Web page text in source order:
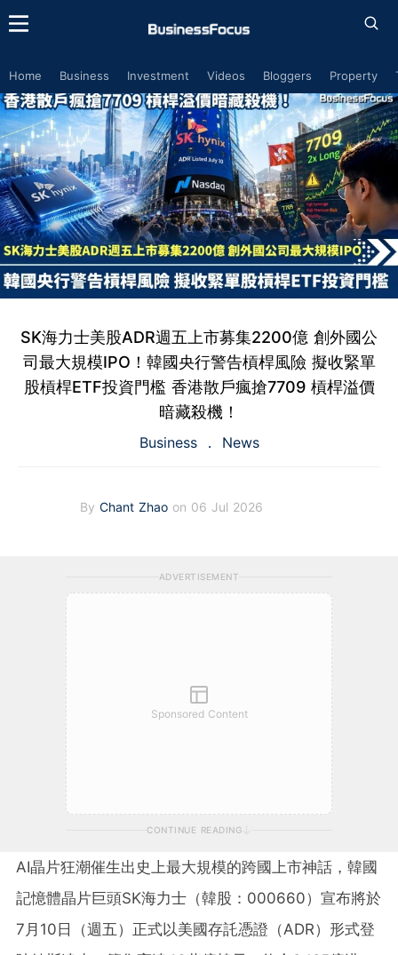
Home Business Investment Videos Bloggers Property
SK海力士美股ADR週五上市募集2200億 創外國公
司最大規模IPO！韓國央行警告槓桿風險 擬收緊單
股槓桿ETF投資門檻 香港散戶瘋搶7709 槓桿溢價
暗藏殺機！
Business News
By Chant Zhao on 06 Jul 2026
ADVERTISEMENT
Sponsored Content
CONTINUE READING
AI晶片狂潮催生出史上最大規模的跨國上市神話，韓國
記憶體晶片巨頭SK海力士（韓股：000660）宣布將於
7月10日（週五）正式以美國存託憑證（ADR）形式登